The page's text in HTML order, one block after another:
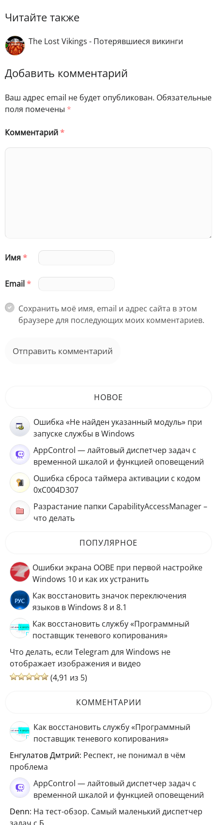
Читайте также
The Lost Vikings - Потерявшиеся викинги
Добавить комментарий
Ваш адрес email не будет опубликован. Обязательные
поля помечены *
Комментарий*
Имя*
Email*
Сохранить моё имя, email и адрес сайта в этом
браузере для последующих моих комментариев.
НОВОЕ
Ошибка «Не найден указанный модуль» при
запуске службы в Windows
AppControl — лайтовый диспетчер задач с
временной шкалой и функцией оповещений
Ошибка сброса таймера активации с кодом
0xC004D307
Разрастание папки CapabilityAccessManager –
что делать
ПОПУЛЯРНОЕ
Ошибки экрана OOBE при первой настройке
Windows 10 и как их устранить
Как восстановить значок переключения
языков в Windows 8 и 8.1
Как восстановить службу «Программный
поставщик теневого копирования»
Что делать, если Telegram для Windows не
отображает изображения и видео
(4,91 из 5)
КОММЕНТАРИИ
Как восстановить службу «Программный
поставщик теневого копирования»
Енгулатов Дмтрий: Респект, не понимал в чём
проблема
AppControl — лайтовый диспетчер задач с
временной шкалой и функцией оповещений
Denn: На тест-обзор. Самый маленький диспетчер